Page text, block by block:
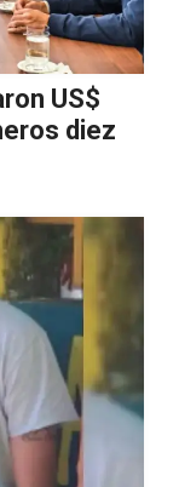
US$
diez